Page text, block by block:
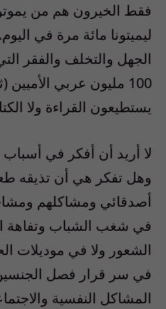
فقط الخيرون هم من
ليميتونا مائة مرة في
الجهل والتخلف والفقر
100 مليون عربي
يستطيعون القراءة ولا
لا أريد أن أفكر في أسباب
وهل تفكر هي أن تذيقه
أصدقائي ومشاكلهم
في شغب الشباب وتفاهة
الشعور ولا في موديلات
في سر قرار فصل
المشاكل النفسية